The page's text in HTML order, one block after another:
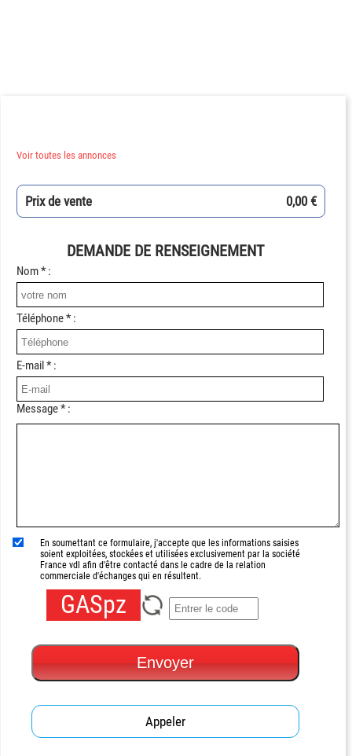
Voir toutes les annonces
Prix de vente 0,00 €
DEMANDE DE RENSEIGNEMENT
Nom * :
Téléphone * :
E-mail * :
Message * :
En soumettant ce formulaire, j'accepte que les informations saisies
soient exploitées, stockées et utilisées exclusivement par la société
France vdl afin d'être contacté dans le cadre de la relation
commerciale d'échanges qui en résultent.
GASpz
Envoyer
Appeler